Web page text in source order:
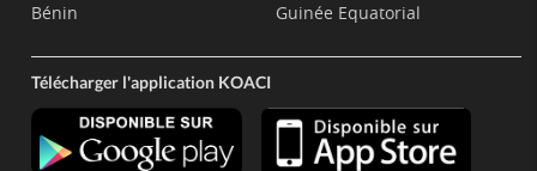
Bénin
Guinée Equatorial
Télécharger l'application KOACI